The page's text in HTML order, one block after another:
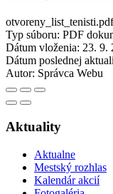
otvoreny_list_tenisti.pdf
Typ súboru: PDF
Dátum vloženia: 23. 9.
Dátum poslednej
Autor: Správca Webu
Aktuality
Aktualne
Mestský rozhlas
Kalendár akcií